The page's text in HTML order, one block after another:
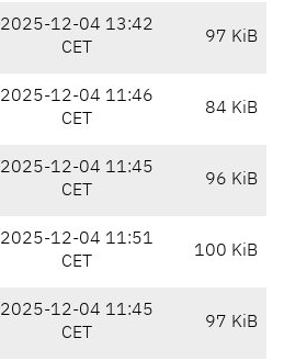
2025-12-04 13:42
CET
97 KiB
2025-12-04 11:46
CET
84 KiB
2025-12-04 11:45
CET
96 KiB
2025-12-04 11:51
CET
100 KiB
2025-12-04 11:45
CET
97 KiB